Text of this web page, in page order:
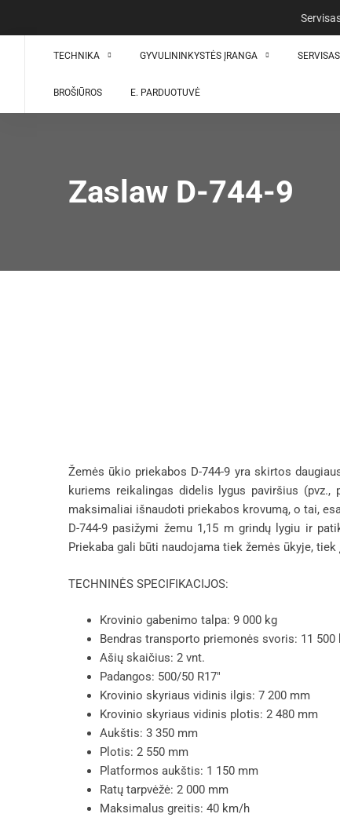
TECHNIKA GYVULININKYSTĖS ĮRANGA
BROŠIŪROS E. PARDUOTUVĖ
Zaslaw D-744-9
Žemės ūkio priekabos D-744-9 yra skirtos
kuriems reikalingas didelis lygus paviršius
maksimaliai išnaudoti priekabos krovumą, o tai,
D-744-9 pasižymi žemu 1,15 m grindų lygiu ir
Priekaba gali būti naudojama tiek žemės ūkyje,
TECHNINĖS SPECIFIKACIJOS:
Krovinio gabenimo talpa: 9 000 kg
Bendras transporto priemonės svoris: 11 500
Ašių skaičius: 2 vnt.
Padangos: 500/50 R17″
Krovinio skyriaus vidinis ilgis: 7 200 mm
Krovinio skyriaus vidinis plotis: 2 480 mm
Aukštis: 3 350 mm
Plotis: 2 550 mm
Platformos aukštis: 1 150 mm
Ratų tarpvėžė: 2 000 mm
Maksimalus greitis: 40 km/h